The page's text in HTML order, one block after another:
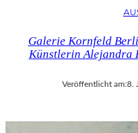
Galerie Kornfeld
Künstlerin Alejandra
Veröffentlicht am:8.